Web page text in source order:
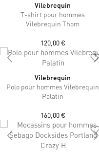
Vilebrequin
T-shirt pour hommes
Vilebrequin Thom
120,00 €
Vilebrequin
Polo pour hommes Vilebrequin
Palatin
160,00 €